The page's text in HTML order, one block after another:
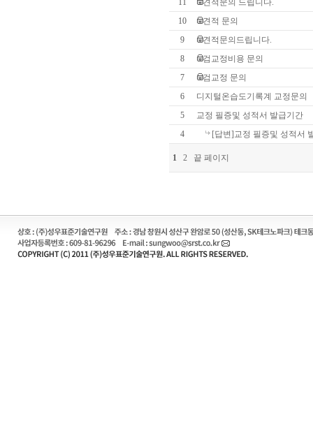
11
견적문의 드립니다.
10
견적 문의
9
견적문의드립니다.
8
검교정비용 문의
7
검교정 문의
6
디지털온습도기록계 교정문의
5
교정 필증및 성적서 발급기간
4
[답변]교정 필증및 성적서
1 2 끝 페이지